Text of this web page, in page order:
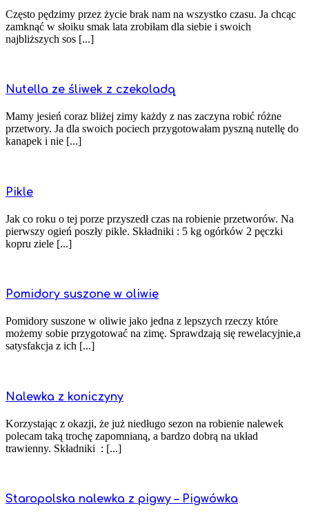
Często pędzimy przez życie brak nam na wszystko czasu. Ja chcąc
zamknąć w słoiku smak lata zrobiłam dla siebie i swoich
najbliższych sos [...]
Nutella ze śliwek z czekoladą
Mamy jesień coraz bliżej zimy każdy z nas zaczyna robić różne
przetwory. Ja dla swoich pociech przygotowałam pyszną nutellę do
kanapek i nie [...]
Pikle
Jak co roku o tej porze przyszedł czas na robienie przetworów. Na
pierwszy ogień poszły pikle. Składniki : 5 kg ogórków 2 pęczki
kopru ziele [...]
Pomidory suszone w oliwie
Pomidory suszone w oliwie jako jedna z lepszych rzeczy które
możemy sobie przygotować na zimę. Sprawdzają się rewelacyjnie,a
satysfakcja z ich [...]
Nalewka z koniczyny
Korzystając z okazji, że już niedługo sezon na robienie nalewek
polecam taką trochę zapomnianą, a bardzo dobrą na układ
trawienny. Składniki : [...]
Staropolska nalewka z pigwy – Pigwówka